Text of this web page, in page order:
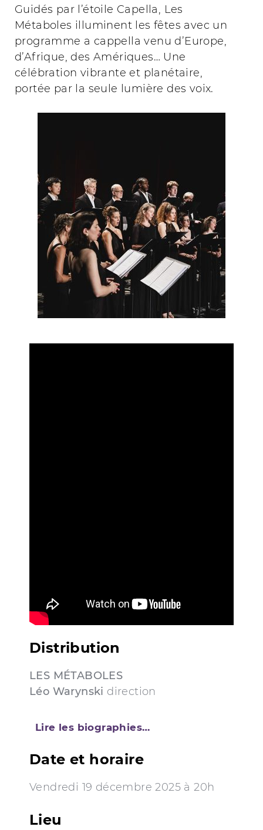
Guidés par l’étoile Capella, Les
Métaboles illuminent les fêtes avec un
programme a cappella venu d’Europe,
d’Afrique, des Amériques… Une
célébration vibrante et planétaire,
portée par la seule lumière des voix.
Distribution
LES MÉTABOLES
Léo Warynski direction
Lire les biographies…
Date et horaire
Vendredi 19 décembre 2025 à 20h
Lieu